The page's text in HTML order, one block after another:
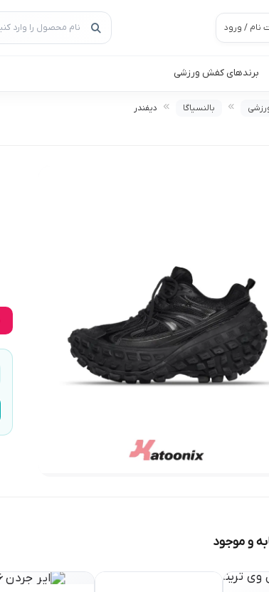
نام / ورود
برندهای کفش ورزشی
بالنسیاگا دیفندر
و موجود